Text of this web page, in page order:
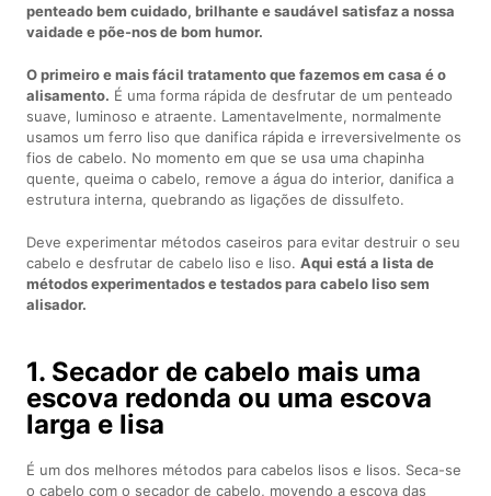
penteado bem cuidado, brilhante e saudável satisfaz a nossa
vaidade e põe-nos de bom humor.
O primeiro e mais fácil tratamento que fazemos em casa é o
alisamento. É uma forma rápida de desfrutar de um penteado
suave, luminoso e atraente. Lamentavelmente, normalmente
usamos um ferro liso que danifica rápida e irreversivelmente os
fios de cabelo. No momento em que se usa uma chapinha
quente, queima o cabelo, remove a água do interior, danifica a
estrutura interna, quebrando as ligações de dissulfeto.
Deve experimentar métodos caseiros para evitar destruir o seu
cabelo e desfrutar de cabelo liso e liso.Aqui está a lista de
métodos experimentados e testados para cabelo liso sem
alisador.
1. Secador de cabelo mais uma
escova redonda ou uma escova
larga e lisa
É um dos melhores métodos para cabelos lisos e lisos. Seca-se
o cabelo com o secador de cabelo, movendo a escova das